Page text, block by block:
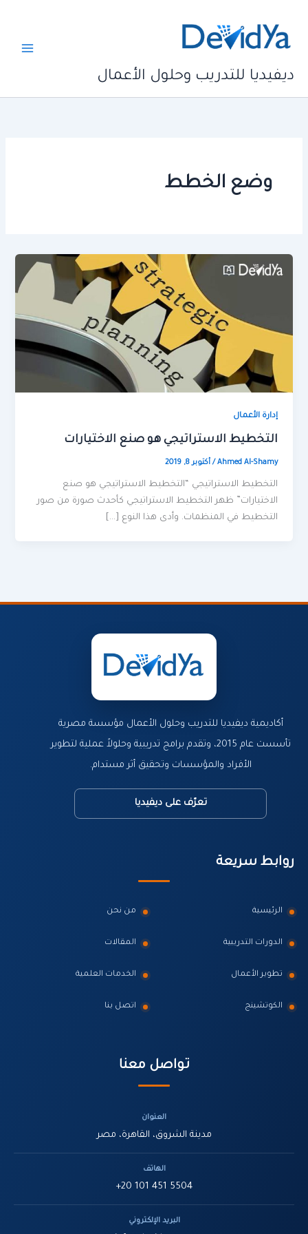
المحتوى
ديفيديا للتدريب وحلول الأعمال
وضع الخطط
إدارة الأعمال
التخطيط الاستراتيجي هو صنع الاختيارات
Ahmed Al-Shamy
/أكتوبر 8, 2019
التخطيط الاستراتيجي “التخطيط الاستراتيجي هو صنع
الاختيارات” ظهر التخطيط الاستراتيجي كأحدث صورة من صور
التخطيط في المنظمات. وأدى هذا النوع […]
أكاديمية ديفيديا للتدريب وحلول الأعمال مؤسسة مصرية
تأسست عام 2015، وتقدم برامج تدريبية وحلولاً عملية لتطوير
الأفراد والمؤسسات وتحقيق أثر مستدام.
تعرّف على ديفيديا
روابط سريعة
الرئيسية من نحن
الدورات التدريبية المقالات
تطوير الأعمال الخدمات العلمية
الكوتشينج اتصل بنا
تواصل معنا
العنوان
مدينة الشروق، القاهرة، مصر
الهاتف
+20 101 451 5504
البريد الإلكتروني